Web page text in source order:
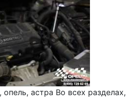
астра Во всех разделах,